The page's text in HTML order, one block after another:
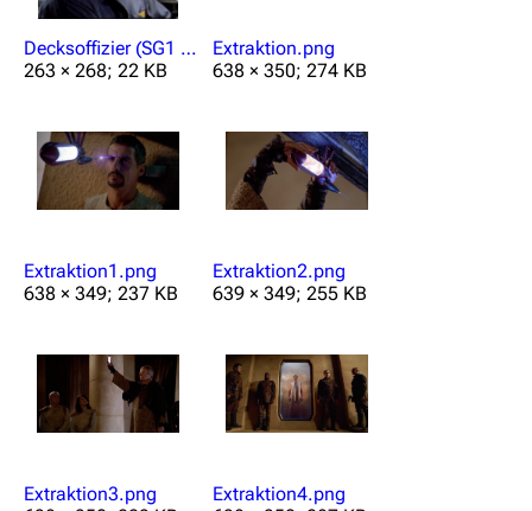
Decksoffizier (SG1 Fx02).jpg
263 × 268; 22 KB
Extraktion.png
638 × 350; 274 KB
Extraktion1.png
638 × 349; 237 KB
Extraktion2.png
639 × 349; 255 KB
Extraktion3.png
Extraktion4.png